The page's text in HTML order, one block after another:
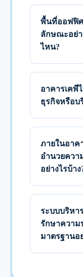
พื้นที่ออฟฟิศ
ลักษณะอย่
ไหน?
อาคารเคพี
ธุรกิจหรือบ
ภายในอาค
อำนวยควา
อย่างไรบ้าง
ระบบบริหา
รักษาความ
มาตรฐานอ